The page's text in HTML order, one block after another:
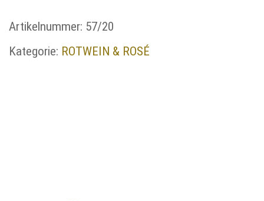
Artikelnummer: 57/20
Kategorie: ROTWEIN & ROSÉ